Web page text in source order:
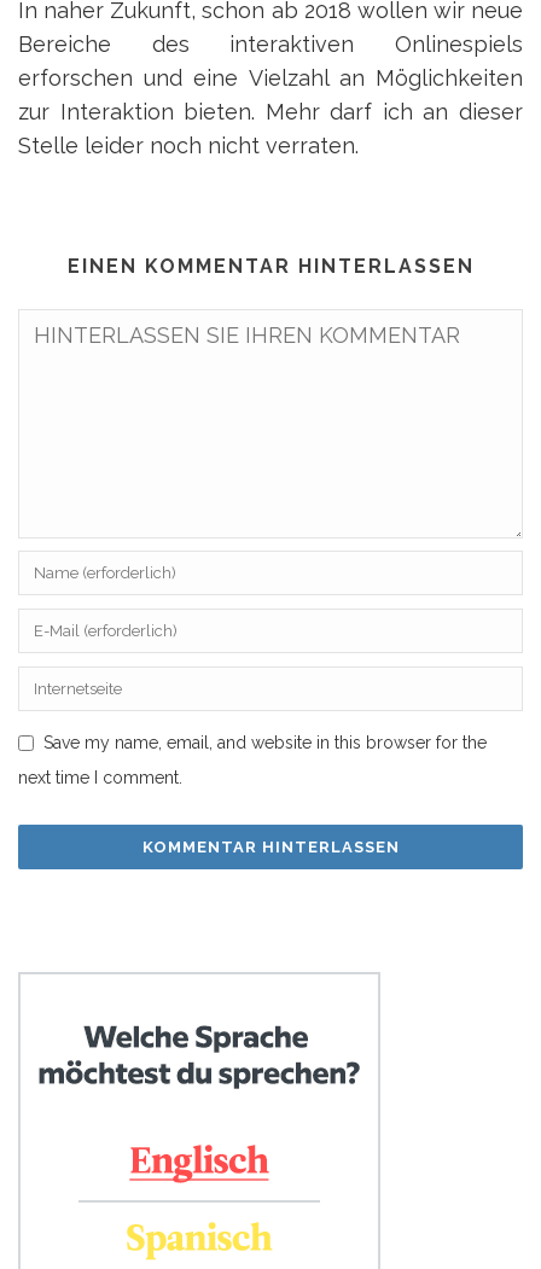
In naher Zukunft, schon ab 2018 wollen wir neue
Bereiche des interaktiven Onlinespiels
erforschen und eine Vielzahl an Möglichkeiten
zur Interaktion bieten. Mehr darf ich an dieser
Stelle leider noch nicht verraten.
EINEN KOMMENTAR HINTERLASSEN
Save my name, email, and website in this browser for the
next time I comment.